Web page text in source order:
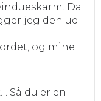
Da
jeg den ud
og mine
Så du er en